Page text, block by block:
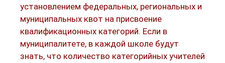
установлением федеральных, региональных и
муниципальных квот на присвоение
квалификационных категорий. Если в
муниципалитете, в каждой школе будут
знать, что количество категорийных учителей